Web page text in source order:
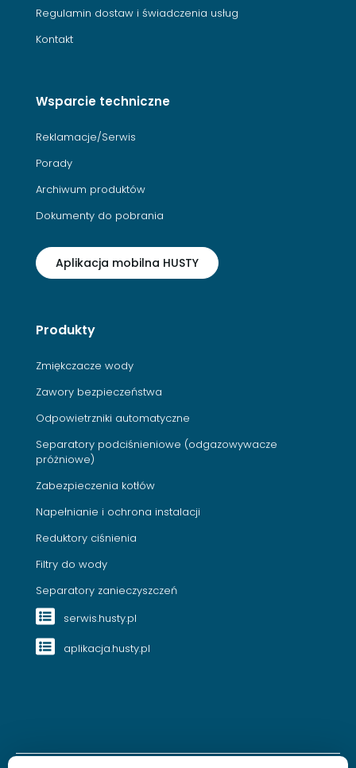
Regulamin dostaw i świadczenia usług
Kontakt
Wsparcie techniczne
Reklamacje/Serwis
Porady
Archiwum produktów
Dokumenty do pobrania
Aplikacja mobilna HUSTY
Produkty
Zmiękczacze wody
Zawory bezpieczeństwa
Odpowietrzniki automatyczne
Separatory podciśnieniowe (odgazowywacze
próżniowe)
Zabezpieczenia kotłów
Napełnianie i ochrona instalacji
Reduktory ciśnienia
Filtry do wody
Separatory zanieczyszczeń
serwis.husty.pl
aplikacja.husty.pl